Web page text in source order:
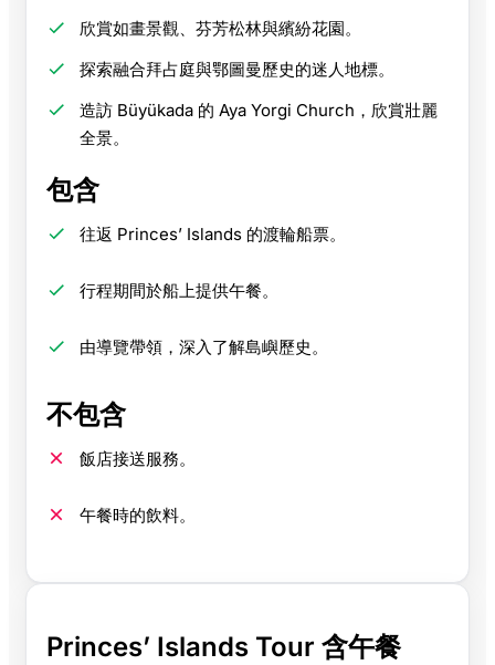
欣賞如畫景觀、芬芳松林與繽紛花園。
探索融合拜占庭與鄂圖曼歷史的迷人地標。
造訪 Büyükada 的 Aya Yorgi Church，欣賞壯麗
全景。
包含
往返 Princes’ Islands 的渡輪船票。
行程期間於船上提供午餐。
由導覽帶領，深入了解島嶼歷史。
不包含
飯店接送服務。
午餐時的飲料。
Princes’ Islands Tour 含午餐